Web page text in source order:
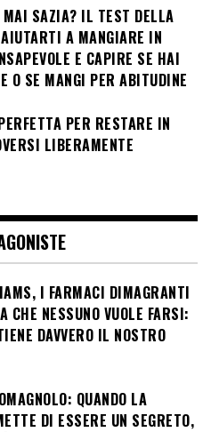
SAZIA? IL TEST DELLA
A MANGIARE IN
E CAPIRE SE HAI
O SE MANGI PER ABITUDINE
PER RESTARE IN
LIBERAMENTE
I FARMACI DIMAGRANTI
CHE NESSUNO VUOLE FARSI:
DAVVERO IL NOSTRO
QUANDO LA
DI ESSERE UN SEGRETO,